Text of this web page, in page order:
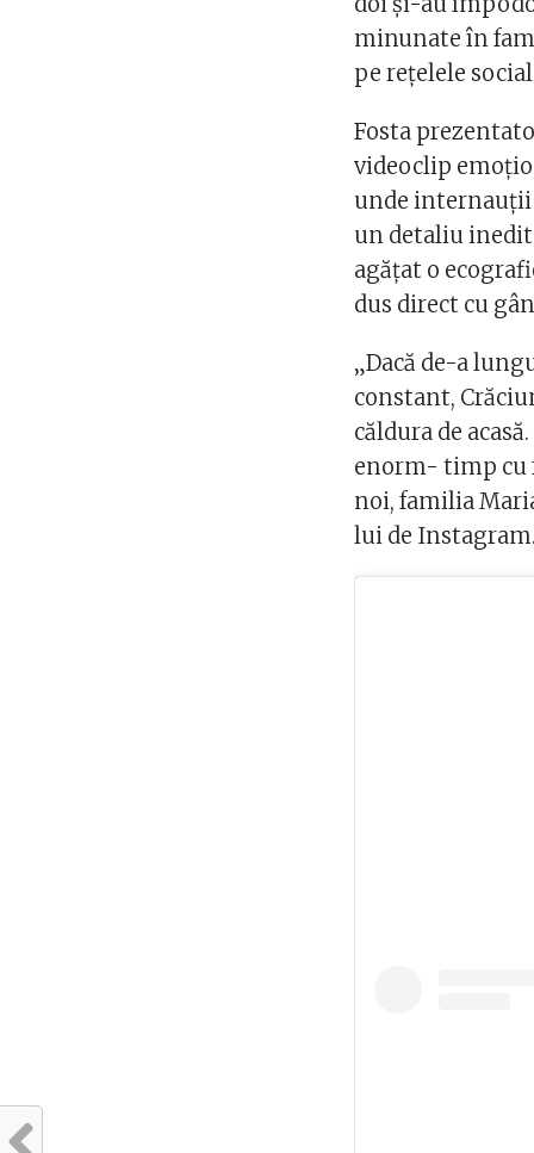
minunate în
pe rețelele
Fosta
videoclip
unde internauții
un detaliu inedit
agățat o
dus direct cu
„Dacă de-a
constant,
căldura de
enorm- timp cu
noi, familia
lui de